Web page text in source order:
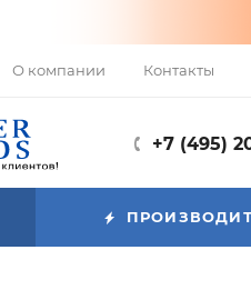
О компании Контакты
+7 (495)